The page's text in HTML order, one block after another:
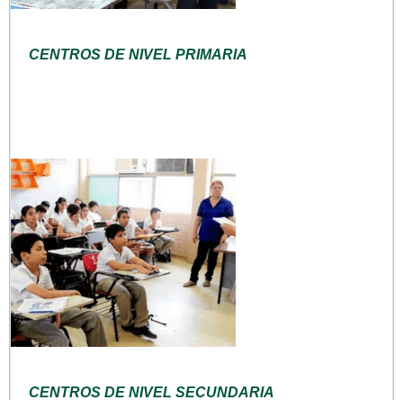
CENTROS DE NIVEL PRIMARIA
CENTROS DE NIVEL SECUNDARIA